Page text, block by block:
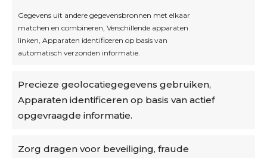
Gegevens uit andere gegevensbronnen met elkaar
matchen en combineren, Verschillende apparaten
linken, Apparaten identificeren op basis van
automatisch verzonden informatie.
Precieze geolocatiegegevens gebruiken,
Apparaten identificeren op basis van actief
opgevraagde informatie.
Zorg dragen voor beveiliging, fraude
Algemene voorwaarden
Cookiebeleid
Accountinstellingen